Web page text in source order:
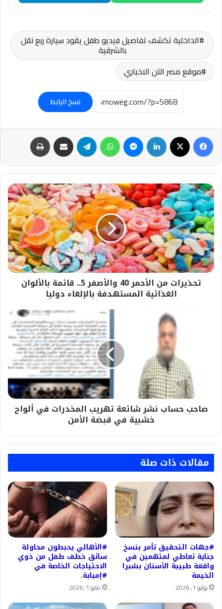
الداخلية تكشف تفاصيل فيديو طفل يقود سيارة ربع نقل
بالشرقية
موقع مصر الآن الاخباري
نسخ الرابط
فيسبوك لينكدإن ماسنجر واتساب تيلقرام مشاركة عبر البريد
تحذيرات
من
الأحمر
40
والأصفر
5..
قائمة
بالألوان
الغذائية
المستهدفة
تحذيرات من الأحمر 40 والأصفر 5.. قائمة بالألوان
الغذائية المستهدفة بالإلغاء دوليا
فيصاحب حساب نشر شائعة تهريب المخدرات في ألواح
خشبية في قبضة الأمن
مقالات ذات صلة
#جهات التحقيق تأمر بنسخ
جناية تعاطي لمتهمين في
واقعة طبيبة الأسنان بشبرا
الخيمة
يوليو 1, 2026
#الأهالي يحبطون محاولة
سائق خطف طفل من ذوي
الاحتياجات الخاصة في
#إمبابة.
مايو 1, 2026